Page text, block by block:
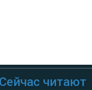
Сейчас читают